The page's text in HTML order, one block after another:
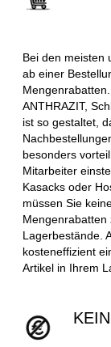
Bei den meisten
ab einer
ANTHRAZIT,
ist so gestaltet,
besonders
Mitarbeiter
Kasacks oder
müssen Sie
Lagerbestände.
kosteneffizient
Artikel in Ihrem